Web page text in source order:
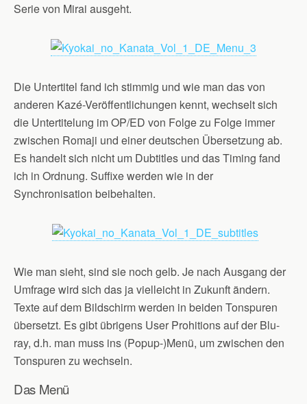
Serie von Mirai ausgeht.
Die Untertitel fand ich stimmig und wie man das von
anderen Kazé-Veröffentlichungen kennt, wechselt sich
die Untertitelung im OP/ED von Folge zu Folge immer
zwischen Romaji und einer deutschen Übersetzung ab.
Es handelt sich nicht um Dubtitles und das Timing fand
ich in Ordnung. Suffixe werden wie in der
Synchronisation beibehalten.
Wie man sieht, sind sie noch gelb. Je nach Ausgang der
Umfrage wird sich das ja vielleicht in Zukunft ändern.
Texte auf dem Bildschirm werden in beiden Tonspuren
übersetzt. Es gibt übrigens User Prohitions auf der Blu-
ray, d.h. man muss ins (Popup-)Menü, um zwischen den
Tonspuren zu wechseln.
Das Menü